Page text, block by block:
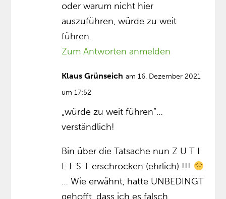
oder warum nicht hier
auszuführen, würde zu weit
führen.
Zum Antworten anmelden
Klaus Grünseich am 16. Dezember 2021
um 17:52
„würde zu weit führen”…
verständlich!
Bin über die Tatsache nun Z U T I
E F S T erschrocken (ehrlich) !!!
… Wie erwähnt, hatte UNBEDINGT
gehofft, dass ich es falsch